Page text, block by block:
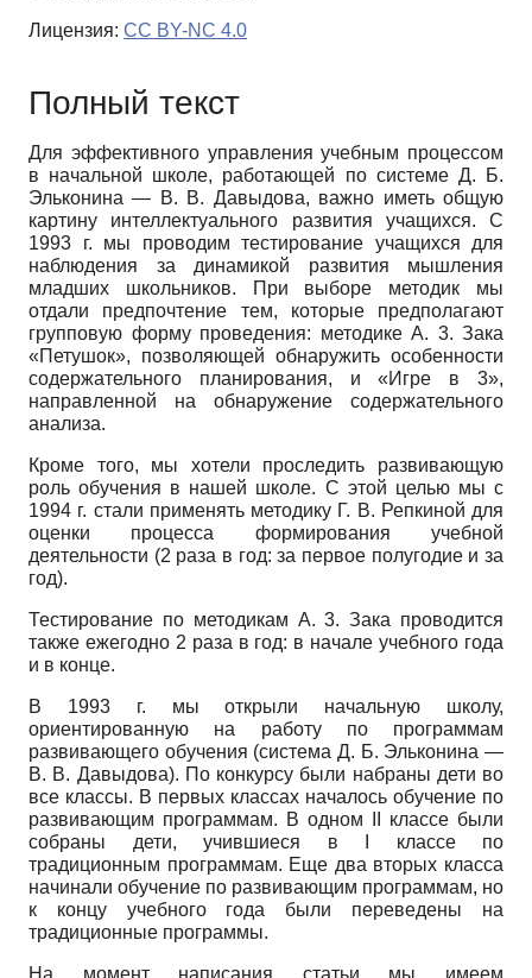
Лицензия: CC BY-NC 4.0
Полный текст
Для эффективного управления учебным процессом
в начальной школе, работающей по системе Д. Б.
Эльконина — В. В. Давыдова, важно иметь общую
картину интеллектуального развития учащихся. С
1993 г. мы проводим тестирование учащихся для
наблюдения за динамикой развития мышления
младших школьников. При выборе методик мы
отдали предпочтение тем, которые предполагают
групповую форму проведения: методике А. 3. Зака
«Петушок», позволяющей обнаружить особенности
содержательного планирования, и «Игре в 3»,
направленной на обнаружение содержательного
анализа.
Кроме того, мы хотели проследить развивающую
роль обучения в нашей школе. С этой целью мы с
1994 г. стали применять методику Г. В. Репкиной для
оценки процесса формирования учебной
деятельности (2 раза в год: за первое полугодие и за
год).
Тестирование по методикам А. 3. Зака проводится
также ежегодно 2 раза в год: в начале учебного года
и в конце.
В 1993 г. мы открыли начальную школу,
ориентированную на работу по программам
развивающего обучения (система Д. Б. Эльконина —
В. В. Давыдова). По конкурсу были набраны дети во
все классы. В первых классах началось обучение по
развивающим программам. В одном II классе были
собраны дети, учившиеся в I классе по
традиционным программам. Еще два вторых класса
начинали обучение по развивающим программам, но
к концу учебного года были переведены на
традиционные программы.
На момент написания статьи мы имеем